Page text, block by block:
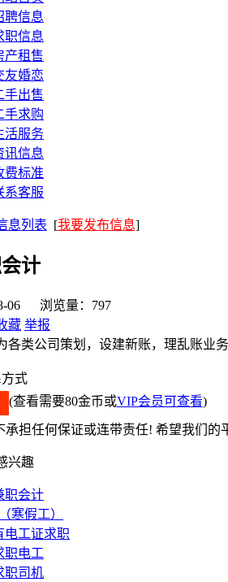
聘信息
职信息
产租售
友婚恋
手出售
手求购
活服务
讯信息
费标准
系客服
息列表 [我要发布信息]
计
06 浏览量：797
藏 举报
类公司策划，设建新账，理乱账业
式
(查看需要80金币或VIP会员可查看)
担任何保证或连带责任! 希望我们的
兴趣
职会计
寒假工）
电工证求职
职电工
职司机